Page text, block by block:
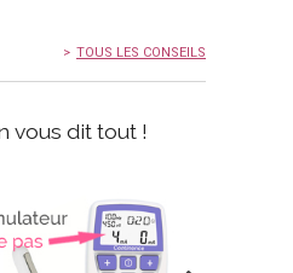
TOUS LES CONSEILS
vous dit tout !